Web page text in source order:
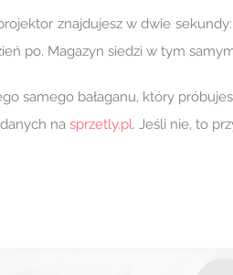
znajdujesz w dwie
po. Magazyn siedzi w tym
samego bałaganu, który
na sprzetly.pl. Jeśli nie, to